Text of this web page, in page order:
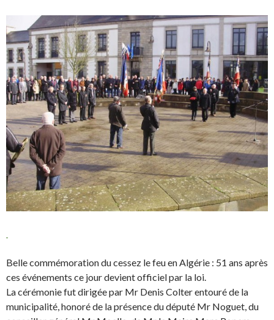
Belle commémoration du cessez le feu en Algérie : 51 ans après
ces événements ce jour devient officiel par la loi.
La cérémonie fut dirigée par Mr Denis Colter entouré de la
municipalité, honoré de la présence du député Mr Noguet, du